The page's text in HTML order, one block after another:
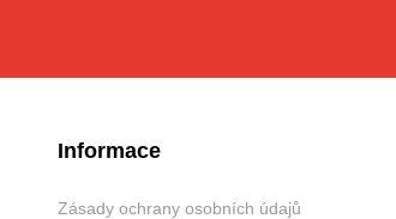
Informace
Zásady ochrany osobních údajů